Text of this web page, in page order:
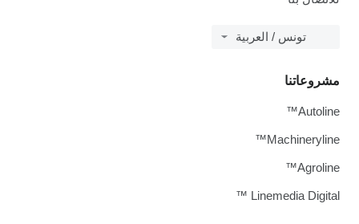
تونس / العربية
مشروعاتنا
Autoline™
Machineryline™
Agroline™
Linemedia Digital ™